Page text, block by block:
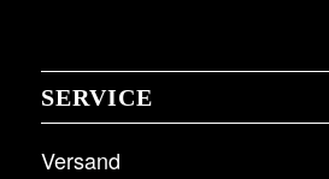
SERVICE
Versand